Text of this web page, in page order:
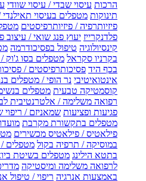
הרכות עיסוי שבדי / עיסוי שוודי
תינוקות מטפלים בעיסוי תאילנדי
פיזיותרפיה / פיזיותרפיסטים
פלדנקרייז יעוץ פנג שואי / עיצוב
קינסיולוגיה טיפול בפסיכודרמה
בקרניו סקראל מטפלים בסו ג'וק /
בכף היד פסיכותרפיסטים /
אינטואיטיבי נר הופי / מטפלים
קוסמטיקה טבעית מטפלים
רפואה משלימה / אלטרנטיבית
פגיעות ופציעות שמאניזם / ריפוי
מטפלים בתקשורת מקרבת
פילאטיס / פילאטיס מכשירים
במוסיקה / תרפיה בקול מטפלים /
בתטא הילינג מטפלים בשיטת
לרפואה משלימה ומיסטיקה
באמצעות אנרגיה ריפוי / טיפול